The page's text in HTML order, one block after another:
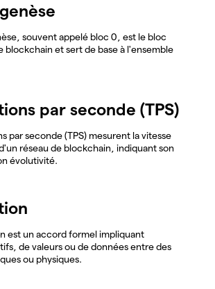
souvent appelé bloc 0, est le bloc
blockchain et sert de base à l'ensemble
par seconde (TPS)
par seconde (TPS) mesurent la vitesse
réseau de blockchain, indiquant son
évolutivité.
est un accord formel impliquant
de valeurs ou de données entre des
ou physiques.